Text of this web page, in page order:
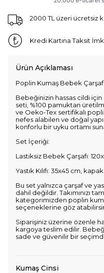
2000 TL üzeri ücretsiz
Kredi Kartına Taksit
Ürün Açıklaması
Poplin Kumaş Bebek
Bebeğinizin hassas cildi
seti, %100 pamuktan
ve Oeko-Tex sertifikalı
nefes alabilen ve doğal
konforlu bir uyku ortamı
Set İçeriği:
Lastiksiz Bebek Çarşafı:
Yastık Kılıfı: 35x45 cm,
Bu set yalnızca çarşaf ve
dahil değildir. Takımınızı
kategorimizden poplin
seçeneklerine göz
Siparişiniz üzerine özenle
kargoya teslim edilir.
sade ve güvenilir bir
Kumaş Cinsi